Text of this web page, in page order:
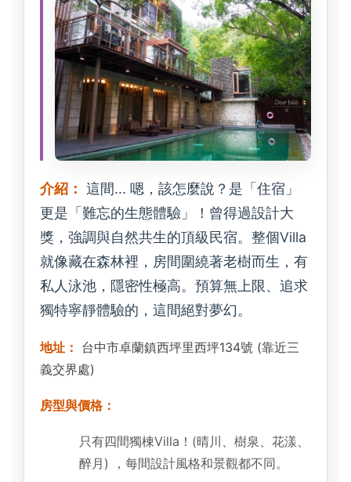
介紹： 這間... 嗯，該怎麼說？是「住宿」
更是「難忘的生態體驗」！曾得過設計大
獎，強調與自然共生的頂級民宿。整個Villa
就像藏在森林裡，房間圍繞著老樹而生，有
私人泳池，隱密性極高。預算無上限、追求
獨特寧靜體驗的，這間絕對夢幻。
地址： 台中市卓蘭鎮西坪里西坪134號 (靠近三
義交界處)
房型與價格：
只有四間獨棟Villa！(晴川、樹泉、花漾、
醉月) ，每間設計風格和景觀都不同。